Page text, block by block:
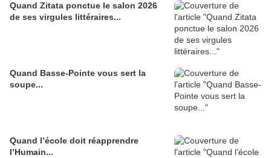
Quand Zitata ponctue le salon 2026
de ses virgules littéraires...
Quand Basse-Pointe vous sert la
soupe...
Quand l’école doit réapprendre
l’Humain...